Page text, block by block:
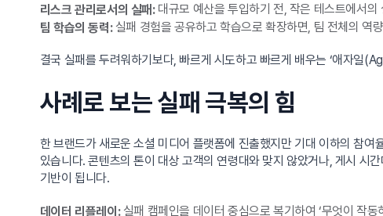
리스크 관리로서의 실패:대규모 예산을 투입하기 전, 작은 테스트에서
팀 학습의 동력:실패 경험을 공유하고 학습으로 확장하면, 팀 전체의 역
결국 실패를 두려워하기보다, 빠르게 시도하고 빠르게 배우는 ‘애자일
사례로 보는 실패 극복의 힘
한 브랜드가 새로운 소셜 미디어 플랫폼에 진출했지만 기대 이하의 참여
있습니다. 콘텐츠의 톤이 대상 고객의 연령대와 맞지 않았거나, 게시 시
기반이 됩니다.
데이터 리플레이:실패 캠페인을 데이터 중심으로 복기하여 ‘무엇이 작